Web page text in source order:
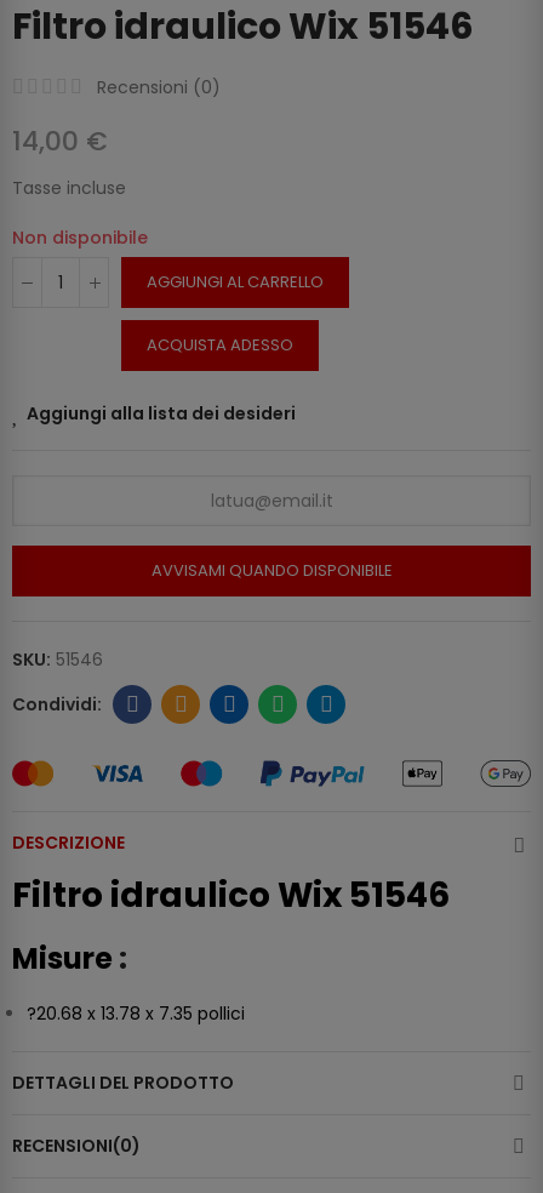
Filtro idraulico Wix 51546
Recensioni (0)
14,00 €
Tasse incluse
Non disponibile
AGGIUNGI AL CARRELLO
ACQUISTA ADESSO
Aggiungi alla lista dei desideri
AVVISAMI QUANDO DISPONIBILE
SKU: 51546
DESCRIZIONE
Filtro idraulico Wix 51546
Misure :
?20.68 x 13.78 x 7.35 pollici
DETTAGLI DEL PRODOTTO
RECENSIONI(0)